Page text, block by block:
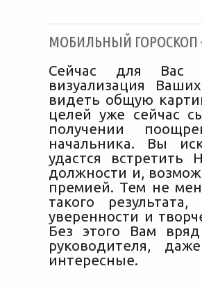
МОБИЛЬНЫЙ ГОРОСКОП
Сейчас для Вас
визуализация
видеть общую
целей уже сейчас
получении
начальника. Вы
удастся
должности и,
премией. Тем не
такого
уверенности и
Без этого Вам
руководителя,
интересные.